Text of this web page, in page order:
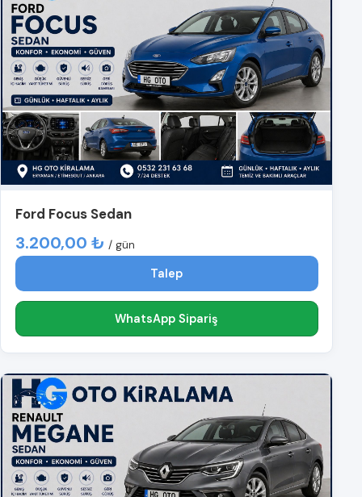
Ford Focus Sedan
3.200,00 ₺ / gün
Talep
WhatsApp Sipariş